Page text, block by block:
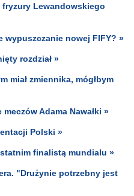
Lewandowskiego
wypuszczanie nowej FIFY? »
rozdział »
miał zmiennika, mógłbym
Adama Nawałki »
Polski »
finalistą mundialu »
"Drużynie potrzebny jest